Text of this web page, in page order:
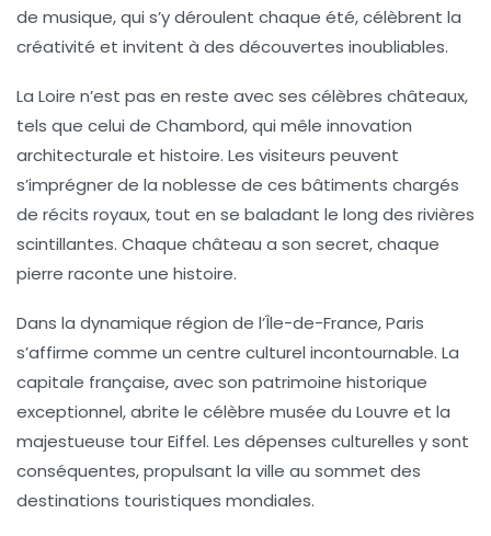
de musique, qui s’y déroulent chaque été, célèbrent la
créativité et invitent à des découvertes inoubliables.
La Loire n’est pas en reste avec ses célèbres châteaux,
tels que celui de Chambord, qui mêle innovation
architecturale et histoire. Les visiteurs peuvent
s’imprégner de la noblesse de ces bâtiments chargés
de récits royaux, tout en se baladant le long des rivières
scintillantes. Chaque château a son secret, chaque
pierre raconte une histoire.
Dans la dynamique région de l’Île-de-France, Paris
s’affirme comme un centre culturel incontournable. La
capitale française, avec son patrimoine historique
exceptionnel, abrite le célèbre musée du Louvre et la
majestueuse tour Eiffel. Les dépenses culturelles y sont
conséquentes, propulsant la ville au sommet des
destinations touristiques mondiales.